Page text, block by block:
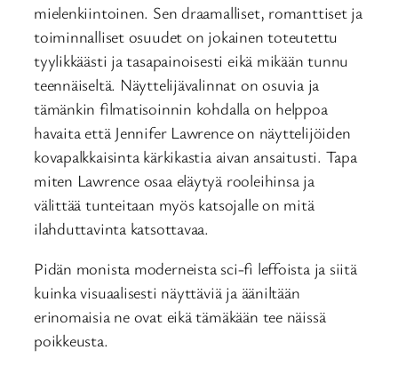
mielenkiintoinen. Sen draamalliset, romanttiset ja
toiminnalliset osuudet on jokainen toteutettu
tyylikkäästi ja tasapainoisesti eikä mikään tunnu
teennäiseltä. Näyttelijävalinnat on osuvia ja
tämänkin filmatisoinnin kohdalla on helppoa
havaita että Jennifer Lawrence on näyttelijöiden
kovapalkkaisinta kärkikastia aivan ansaitusti. Tapa
miten Lawrence osaa eläytyä rooleihinsa ja
välittää tunteitaan myös katsojalle on mitä
ilahduttavinta katsottavaa.
Pidän monista moderneista sci-fi leffoista ja siitä
kuinka visuaalisesti näyttäviä ja ääniltään
erinomaisia ne ovat eikä tämäkään tee näissä
poikkeusta.